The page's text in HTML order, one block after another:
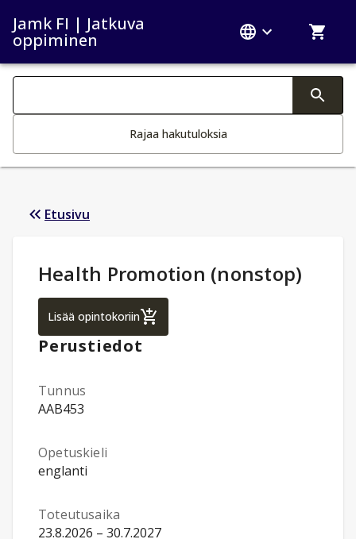
Jamk FI | Jatkuva
oppiminen
Haku kategoriat
Rajaa hakutuloksia
Etusivu
Opintotiedot:
Health Promotion (nonstop)
Lisää opintokoriinHealth Promotion (nonstop)
Perustiedot
Tunnus
AAB453
Opetuskieli
englanti
Toteutusaika
23.8.2026 – 30.7.2027